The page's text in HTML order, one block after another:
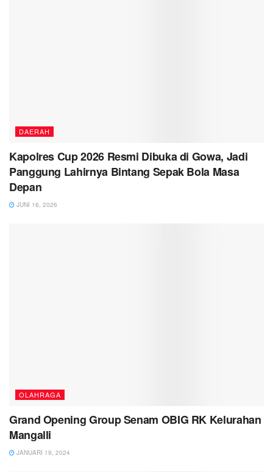
DAERAH
Kapolres Cup 2026 Resmi Dibuka di Gowa, Jadi
Panggung Lahirnya Bintang Sepak Bola Masa
Depan
JUNI 16, 2026
OLAHRAGA
Grand Opening Group Senam OBIG RK Kelurahan
Mangalli
JANUARI 19, 2024